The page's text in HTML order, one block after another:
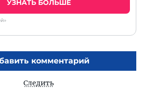
УЗНАТЬ БОЛЬШЕ
комментарий
Следить